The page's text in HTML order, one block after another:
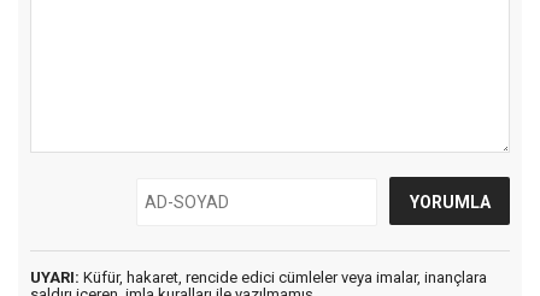
UYARI: Küfür, hakaret, rencide edici cümleler veya imalar, inançlara